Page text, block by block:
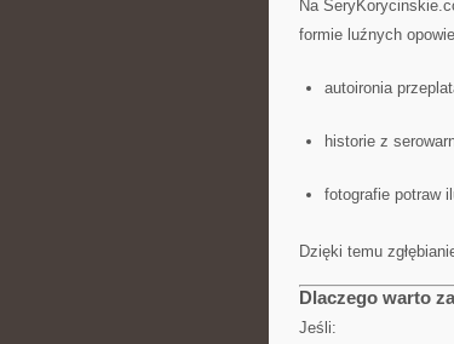
Na
formie luźnych
autoironia
historie z
fotografie potraw
Dzięki temu
Dlaczego warto
Jeśli: